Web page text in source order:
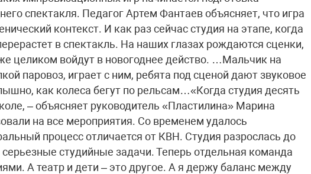
спектакля. Педагог Артем Фантаев объясняет, что игра
контекст. И как раз сейчас студия на этапе, когда
в спектакль. На наших глазах рождаются сценки,
целиком войдут в новогоднее действо. …Мальчик на
паровоз, играет с ним, ребята под сценой дают звуковое
как колеса бегут по рельсам…«Когда студия десять
– объясняет руководитель «Пластилина» Марина
на все мероприятия. Со временем удалось
процесс отличается от КВН. Студия разрослась до
студийные задачи. Теперь отдельная команда
А театр и дети – это другое. А я держу баланс между